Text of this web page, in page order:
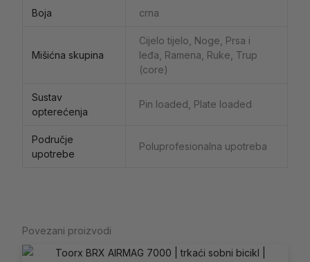
Boja crna
Mišićna skupina
Cijelo tijelo, Noge, Prsa i
leđa, Ramena, Ruke, Trup
(core)
Sustav
opterećenja
Pin loaded, Plate loaded
Područje
upotrebe
Poluprofesionalna upotreba
Povezani proizvodi